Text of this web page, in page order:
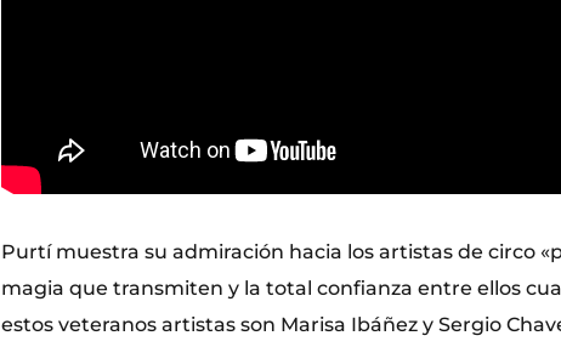
Purtí muestra su admiración hacia los artistas de circo
magia que transmiten y la total confianza entre ellos
estos veteranos artistas son Marisa Ibáñez y Sergio